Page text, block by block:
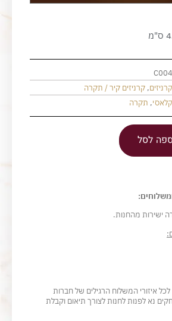
C004
קרניזים, קרניזים קיר / תקרה
קלאסי, תקרה
לסל
ישירות מהחנות.
איזורי המשלוח הרגילים של חברות
נא לפנות לחנות לצורך תיאום וקבלת